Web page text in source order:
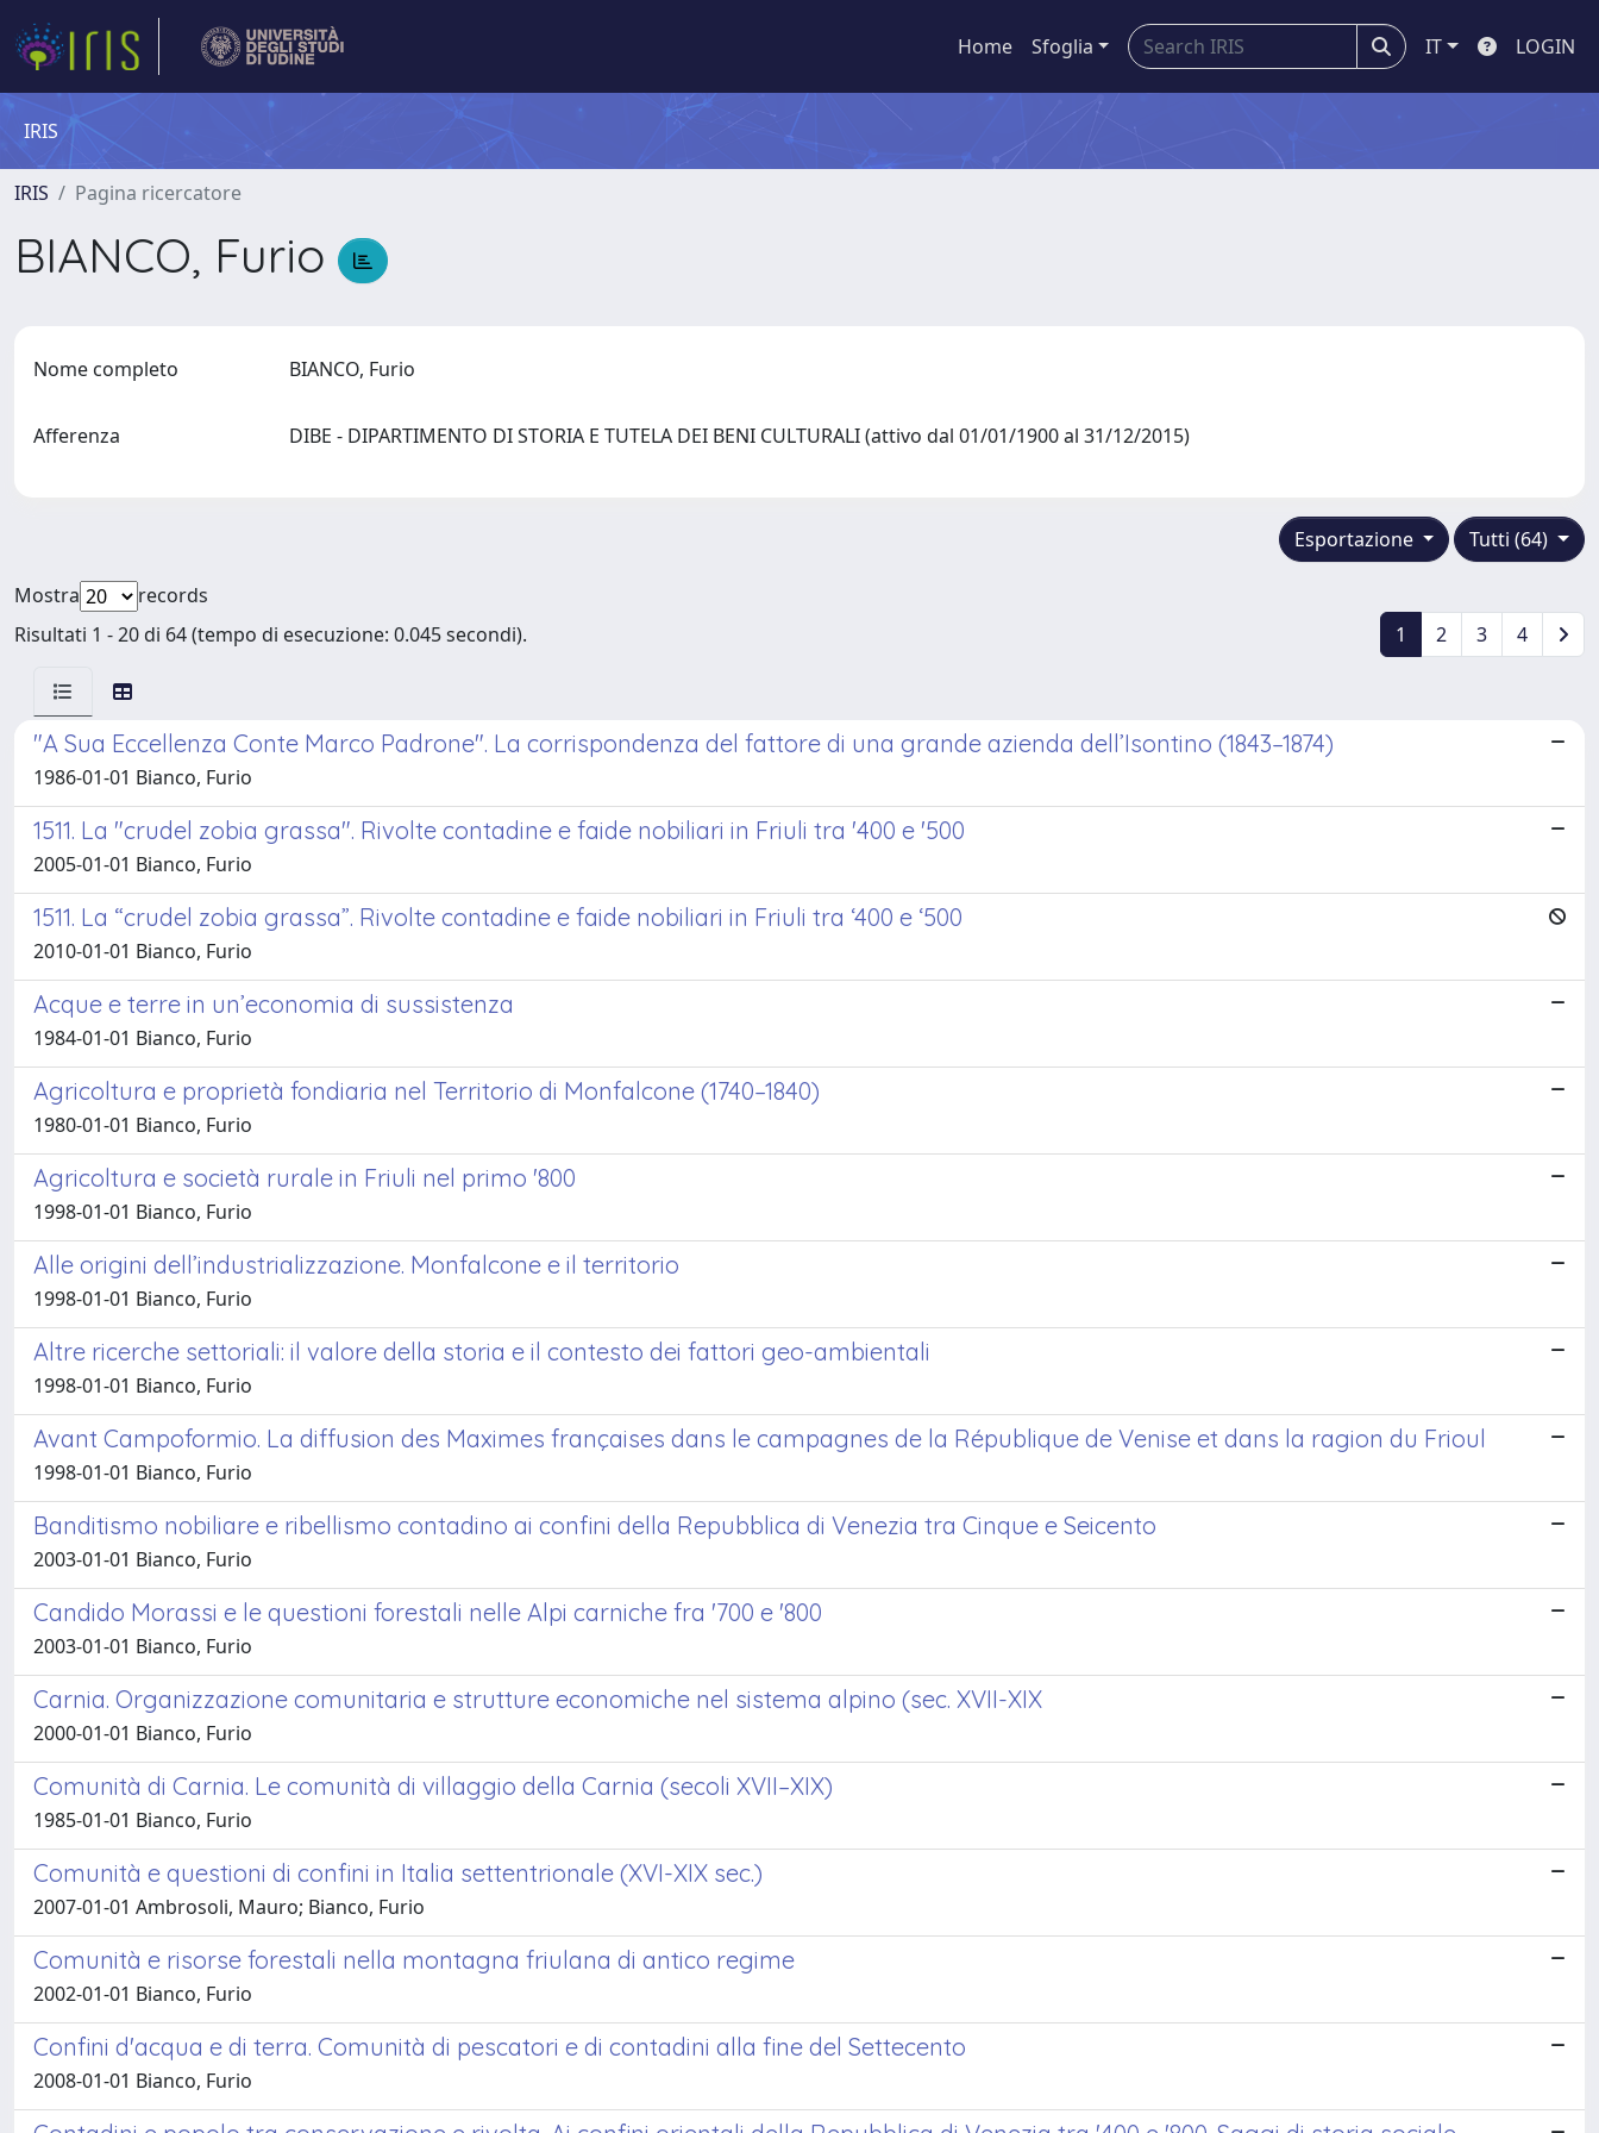
Home Sfoglia IT LOGIN
IRIS
IRIS Pagina ricercatore
BIANCO, Furio
Nome completo BIANCO, Furio
Afferenza DIBE - DIPARTIMENTO DI STORIA E TUTELA DEI BENI CULTURALI (attivo dal 01/01/1900 al 31/12/2015)
Tutti (64)
Esportazione
Mostra
records
Risultati 1 - 20 di 64 (tempo di esecuzione: 0.045 secondi).
1 2 3 4
"A Sua Eccellenza Conte Marco Padrone". La corrispondenza del fattore di una grande azienda dell’Isontino (1843–1874)
1986-01-01 Bianco, Furio
1511. La "crudel zobia grassa". Rivolte contadine e faide nobiliari in Friuli tra '400 e '500
2005-01-01 Bianco, Furio
1511. La “crudel zobia grassa”. Rivolte contadine e faide nobiliari in Friuli tra ‘400 e ‘500
2010-01-01 Bianco, Furio
Acque e terre in un’economia di sussistenza
1984-01-01 Bianco, Furio
Agricoltura e proprietà fondiaria nel Territorio di Monfalcone (1740–1840)
1980-01-01 Bianco, Furio
Agricoltura e società rurale in Friuli nel primo '800
1998-01-01 Bianco, Furio
Alle origini dell’industrializzazione. Monfalcone e il territorio
1998-01-01 Bianco, Furio
Altre ricerche settoriali: il valore della storia e il contesto dei fattori geo-ambientali
1998-01-01 Bianco, Furio
Avant Campoformio. La diffusion des Maximes françaises dans le campagnes de la République de Venise et dans la ragion du Frioul
1998-01-01 Bianco, Furio
Banditismo nobiliare e ribellismo contadino ai confini della Repubblica di Venezia tra Cinque e Seicento
2003-01-01 Bianco, Furio
Candido Morassi e le questioni forestali nelle Alpi carniche fra '700 e '800
2003-01-01 Bianco, Furio
Carnia. Organizzazione comunitaria e strutture economiche nel sistema alpino (sec. XVII-XIX
2000-01-01 Bianco, Furio
Comunità di Carnia. Le comunità di villaggio della Carnia (secoli XVII–XIX)
1985-01-01 Bianco, Furio
Comunità e questioni di confini in Italia settentrionale (XVI-XIX sec.)
2007-01-01 Ambrosoli, Mauro; Bianco, Furio
Comunità e risorse forestali nella montagna friulana di antico regime
2002-01-01 Bianco, Furio
Confini d'acqua e di terra. Comunità di pescatori e di contadini alla fine del Settecento
2008-01-01 Bianco, Furio